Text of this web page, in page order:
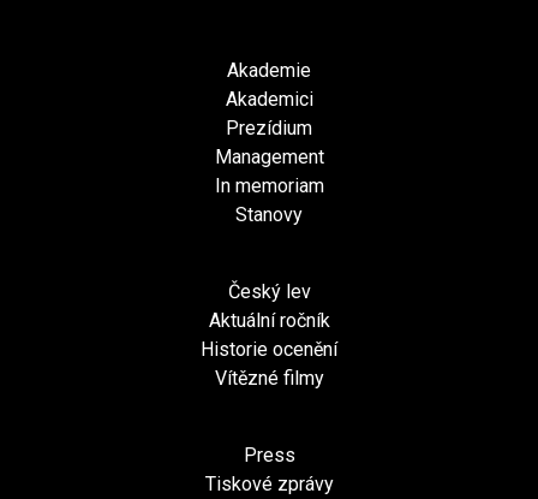
Akademie
Akademici
Prezídium
Management
In memoriam
Stanovy
Český lev
Aktuální ročník
Historie ocenění
Vítězné filmy
Press
Tiskové zprávy